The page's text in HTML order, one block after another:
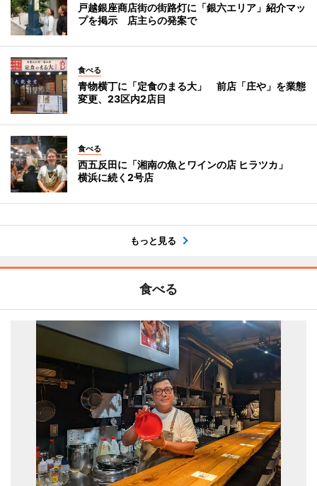
戸越銀座商店街の街路灯に「銀六エリア」紹介マッ
プを掲示 店主らの発案で
食べる
青物横丁に「定食のまる大」 前店「庄や」を業態
変更、23区内2店目
食べる
西五反田に「湘南の魚とワインの店 ヒラツカ」
横浜に続く2号店
もっと見る
食べる